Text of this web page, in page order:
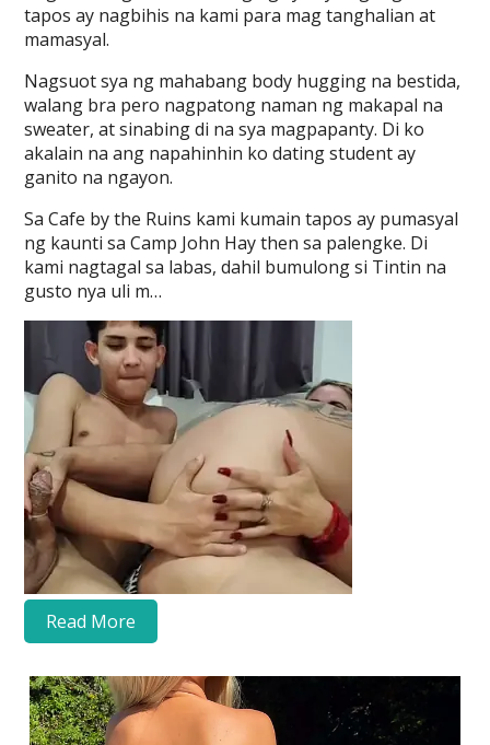
tapos ay nagbihis na kami para mag tanghalian at
mamasyal.
Nagsuot sya ng mahabang body hugging na bestida,
walang bra pero nagpatong naman ng makapal na
sweater, at sinabing di na sya magpapanty. Di ko
akalain na ang napahinhin ko dating student ay
ganito na ngayon.
Sa Cafe by the Ruins kami kumain tapos ay pumasyal
ng kaunti sa Camp John Hay then sa palengke. Di
kami nagtagal sa labas, dahil bumulong si Tintin na
gusto nya uli m…
Read More